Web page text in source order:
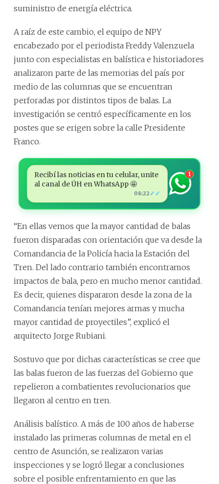
suministro de energía eléctrica.
A raíz de este cambio, el equipo de NPY
encabezado por el periodista Freddy Valenzuela
junto con especialistas en balística e historiadores
analizaron parte de las memorias del país por
medio de las columnas que se encuentran
perforadas por distintos tipos de balas. La
investigación se centró específicamente en los
postes que se erigen sobre la calle Presidente
Franco.
Recibí las noticias en tu celular, unite
al canal de ÚH en WhatsApp 🤩
08:22 ✓✓
1
“En ellas vemos que la mayor cantidad de balas
fueron disparadas con orientación que va desde la
Comandancia de la Policía hacia la Estación del
Tren. Del lado contrario también encontramos
impactos de bala, pero en mucho menor cantidad.
Es decir, quienes dispararon desde la zona de la
Comandancia tenían mejores armas y mucha
mayor cantidad de proyectiles”, explicó el
arquitecto Jorge Rubiani.
Sostuvo que por dichas características se cree que
las balas fueron de las fuerzas del Gobierno que
repelieron a combatientes revolucionarios que
llegaron al centro en tren.
Análisis balístico. A más de 100 años de haberse
instalado las primeras columnas de metal en el
centro de Asunción, se realizaron varias
inspecciones y se logró llegar a conclusiones
sobre el posible enfrentamiento en que las